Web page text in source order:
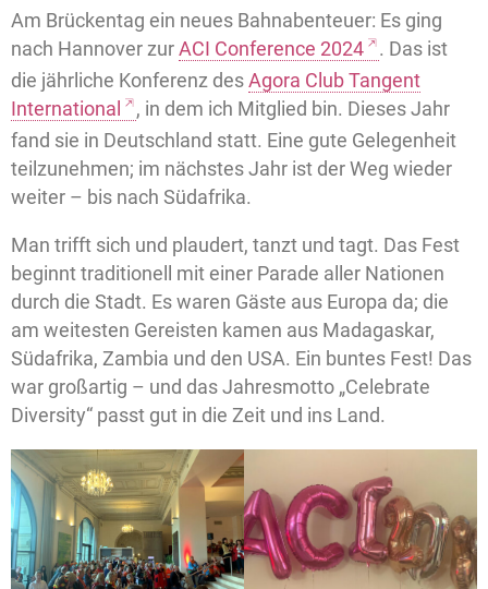
Am Brückentag ein neues Bahnabenteuer: Es ging
nach Hannover zurACI Conference 2024
. Das ist
die jährliche Konferenz desAgora Club Tangent
International
, in dem ich Mitglied bin. Dieses Jahr
fand sie in Deutschland statt. Eine gute Gelegenheit
teilzunehmen; im nächstes Jahr ist der Weg wieder
weiter – bis nach Südafrika.
Man trifft sich und plaudert, tanzt und tagt. Das Fest
beginnt traditionell mit einer Parade aller Nationen
durch die Stadt. Es waren Gäste aus Europa da; die
am weitesten Gereisten kamen aus Madagaskar,
Südafrika, Zambia und den USA. Ein buntes Fest! Das
war großartig – und das Jahresmotto „Celebrate
Diversity“ passt gut in die Zeit und ins Land.